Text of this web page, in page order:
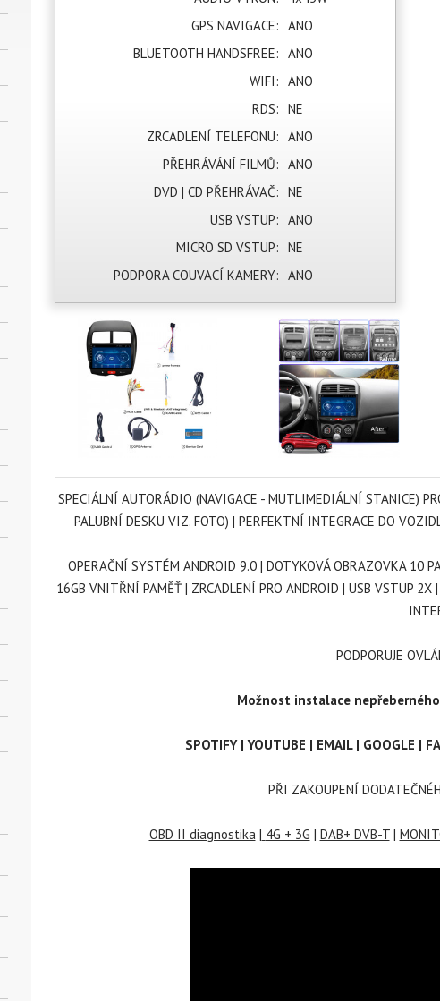
GPS NAVIGACE: ANO
BLUETOOTH HANDSFREE: ANO
WIFI: ANO
RDS: NE
ZRCADLENÍ TELEFONU: ANO
PŘEHRÁVÁNÍ FILMŮ: ANO
DVD | CD PŘEHRÁVAČ: NE
USB VSTUP: ANO
MICRO SD VSTUP: NE
PODPORA COUVACÍ KAMERY: ANO
SPECIÁLNÍ AUTORÁDIO (NAVIGACE - MUTLIMEDIÁLNÍ STANICE)
PALUBNÍ DESKU VIZ. FOTO) | PERFEKTNÍ INTEGRACE DO
OPERAČNÍ SYSTÉM ANDROID 9.0 | DOTYKOVÁ OBRAZOVKA 10
16GB VNITŘNÍ PAMĚŤ | ZRCADLENÍ PRO ANDROID | USB VSTUP
PODPORUJE
Možnost instalace
SPOTIFY | YOUTUBE | EMAIL | GOOGLE |
PŘI ZAKOUPENÍ
OBD II diagnostika | 4G + 3G | DAB+ DVB-T |